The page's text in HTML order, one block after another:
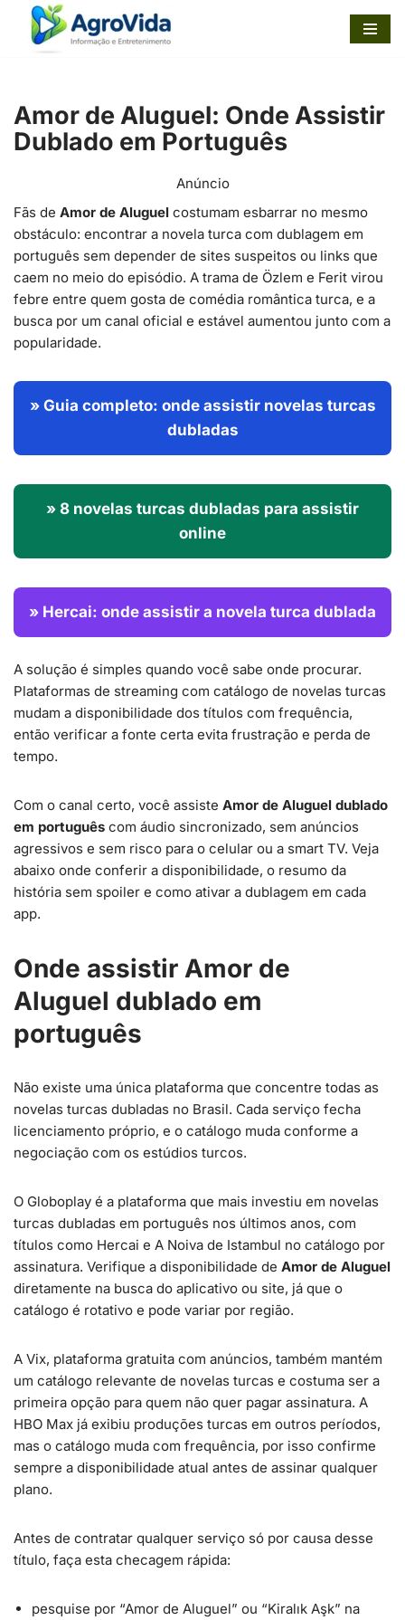
Pular
conteúdo
Amor de Aluguel: Onde Assistir
Dublado em Português
Anúncio
Fãs de Amor de Aluguel costumam esbarrar no mesmo
obstáculo: encontrar a novela turca com dublagem em
português sem depender de sites suspeitos ou links que
caem no meio do episódio. A trama de Özlem e Ferit virou
febre entre quem gosta de comédia romântica turca, e a
busca por um canal oficial e estável aumentou junto com a
popularidade.
» Guia completo: onde assistir novelas turcas
dubladas
» 8 novelas turcas dubladas para assistir
online
» Hercai: onde assistir a novela turca dublada
A solução é simples quando você sabe onde procurar.
Plataformas de streaming com catálogo de novelas turcas
mudam a disponibilidade dos títulos com frequência,
então verificar a fonte certa evita frustração e perda de
tempo.
Com o canal certo, você assiste Amor de Aluguel dublado
em português com áudio sincronizado, sem anúncios
agressivos e sem risco para o celular ou a smart TV. Veja
abaixo onde conferir a disponibilidade, o resumo da
história sem spoiler e como ativar a dublagem em cada
app.
Onde assistir Amor de
Aluguel dublado em
português
Não existe uma única plataforma que concentre todas as
novelas turcas dubladas no Brasil. Cada serviço fecha
licenciamento próprio, e o catálogo muda conforme a
negociação com os estúdios turcos.
O Globoplay é a plataforma que mais investiu em novelas
turcas dubladas em português nos últimos anos, com
títulos como Hercai e A Noiva de Istambul no catálogo por
assinatura. Verifique a disponibilidade de Amor de Aluguel
diretamente na busca do aplicativo ou site, já que o
catálogo é rotativo e pode variar por região.
A Vix, plataforma gratuita com anúncios, também mantém
um catálogo relevante de novelas turcas e costuma ser a
primeira opção para quem não quer pagar assinatura. A
HBO Max já exibiu produções turcas em outros períodos,
mas o catálogo muda com frequência, por isso confirme
sempre a disponibilidade atual antes de assinar qualquer
plano.
Antes de contratar qualquer serviço só por causa desse
título, faça esta checagem rápida:
pesquise por “Amor de Aluguel” ou “Kiralık Aşk” na